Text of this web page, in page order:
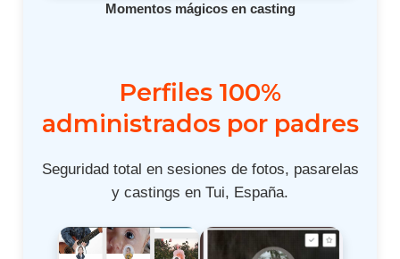
Momentos mágicos en casting
Perfiles 100%
administrados por padres
Seguridad total en sesiones de fotos, pasarelas
y castings en Tui, España.